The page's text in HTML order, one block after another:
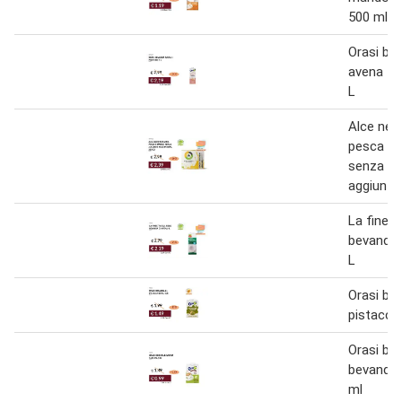
500 ml
Orasi
avena +
L
Alce
pesca e
senza
aggiunti
La
bevanda
L
Orasi
Orasi
bevanda
ml